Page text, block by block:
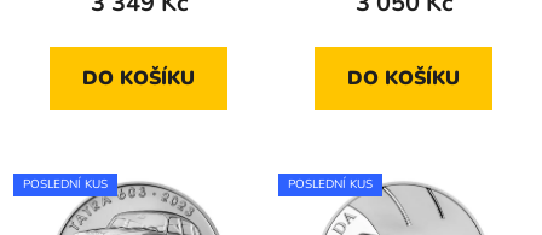
DO KOŠÍKU DO KOŠÍKU
POSLEDNÍ KUS POSLEDNÍ KUS